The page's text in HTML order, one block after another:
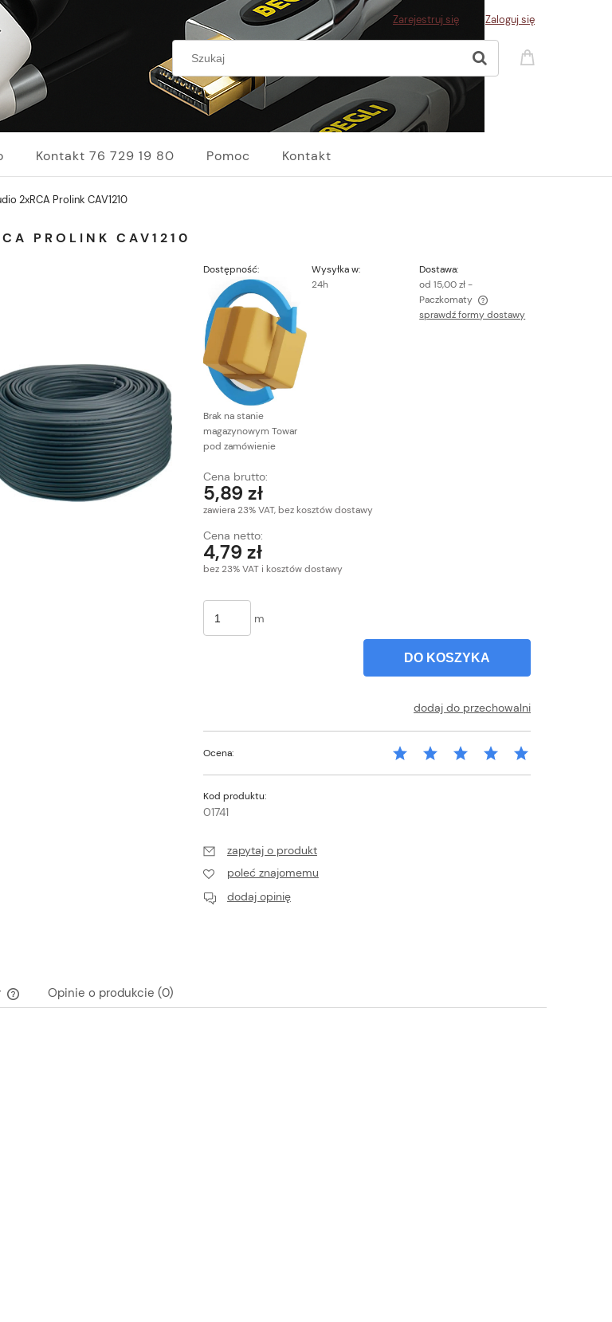
Zarejestruj się Zaloguj się
Kontakt 76 729 19 80 Pomoc Kontakt
2xRCA Prolink CAV1210
PROLINK CAV1210
Dostępność:
Brak na stanie
magazynowym Towar
pod zamówienie
Wysyłka w:
24h
Dostawa:
od 15,00 zł -
Paczkomaty
Cena nie zawiera ewentualnych kosztów
płatności
sprawdź formy dostawy
Cena brutto:
5,89 zł
zawiera 23% VAT, bez kosztów dostawy
Cena netto:
4,79 zł
bez 23% VAT i kosztów dostawy
m
DO KOSZYKA
dodaj do przechowalni
Ocena:
Kod produktu:
01741
zapytaj o produkt
poleć znajomemu
dodaj opinię
Opinie o produkcie (0)